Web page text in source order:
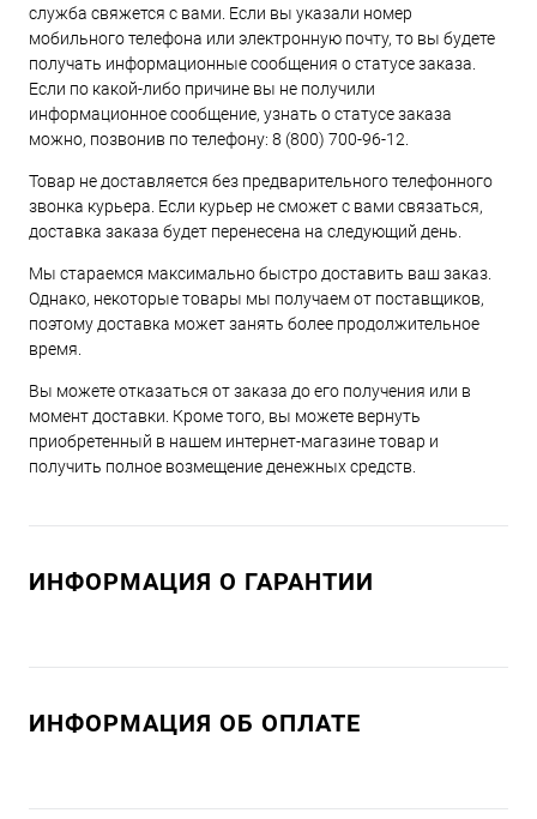
служба свяжется с вами. Если вы указали номер
мобильного телефона или электронную почту, то вы будете
получать информационные сообщения о статусе заказа.
Если по какой-либо причине вы не получили
информационное сообщение, узнать о статусе заказа
можно, позвонив по телефону: 8 (800) 700-96-12.
Товар не доставляется без предварительного телефонного
звонка курьера. Если курьер не сможет с вами связаться,
доставка заказа будет перенесена на следующий день.
Мы стараемся максимально быстро доставить ваш заказ.
Однако, некоторые товары мы получаем от поставщиков,
поэтому доставка может занять более продолжительное
время.
Вы можете отказаться от заказа до его получения или в
момент доставки. Кроме того, вы можете вернуть
приобретенный в нашем интернет-магазине товар и
получить полное возмещение денежных средств.
ИНФОРМАЦИЯ О ГАРАНТИИ
ИНФОРМАЦИЯ ОБ ОПЛАТЕ